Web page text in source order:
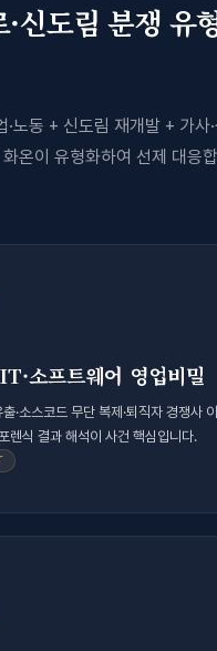
·신도림 분쟁 유
·노동 + 신도림 재개발 + 가사
화온이 유형화하여 선제 대응
소프트웨어 영업비밀
·소스코드 무단 복제·퇴직자 경쟁사
렌식 결과 해석이 사건 핵심입니다.